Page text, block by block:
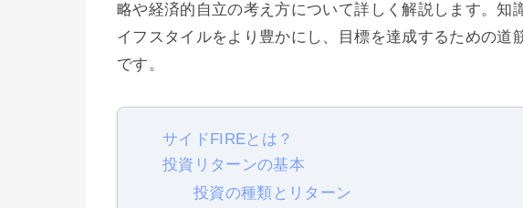
略や経済的自立の考え方について詳しく解説します。知
イフスタイルをより豊かにし、目標を達成するための道
です。
サイドFIREとは？
投資リターンの基本
投資の種類とリターン